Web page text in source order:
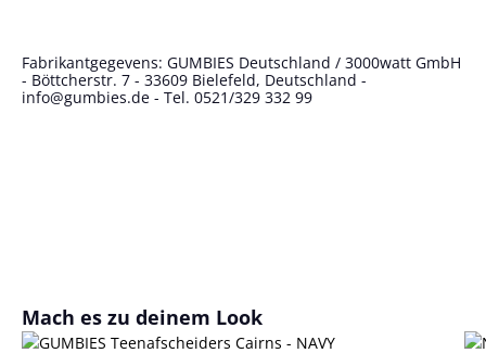
Fabrikantgegevens: GUMBIES Deutschland / 3000watt GmbH
- Böttcherstr. 7 - 33609 Bielefeld, Deutschland -
info@gumbies.de - Tel. 0521/329 332 99
Productgalerij overslaan
Mach es zu deinem Look